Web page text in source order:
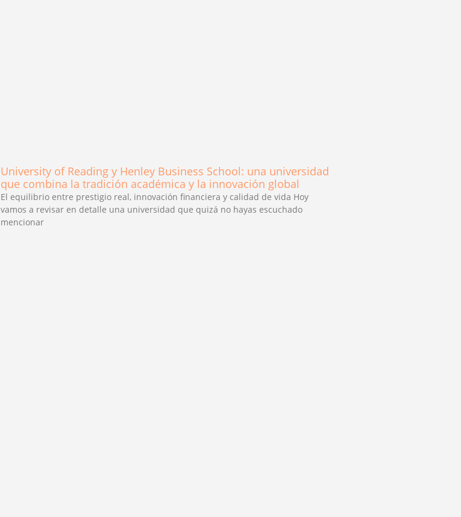
University of Reading y Henley Business School: una universidad
que combina la tradición académica y la innovación global
El equilibrio entre prestigio real, innovación financiera y calidad de vida Hoy
vamos a revisar en detalle una universidad que quizá no hayas escuchado
mencionar